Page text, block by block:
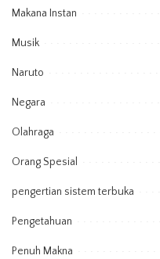
Makana Instan
Musik
Naruto
Negara
Olahraga
Orang Spesial
pengertian sistem terbuka
Pengetahuan
Penuh Makna